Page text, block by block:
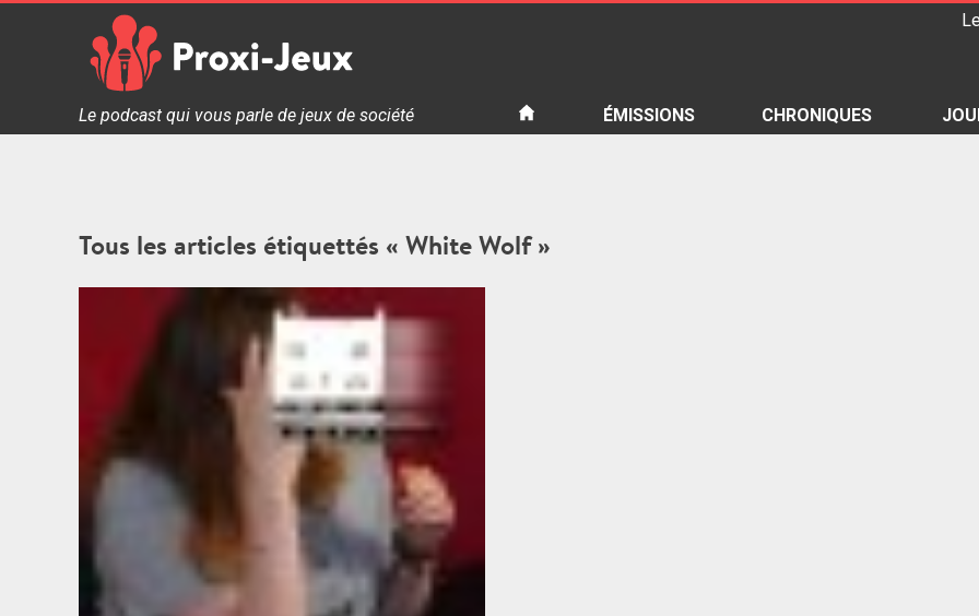
Proxi Jeux - Le podcast qui vous parle de jeux de société
Le podcast qui vous parle de jeux de société ÉMISSIONS CHRONIQUES
Tous les articles étiquettés « White Wolf »